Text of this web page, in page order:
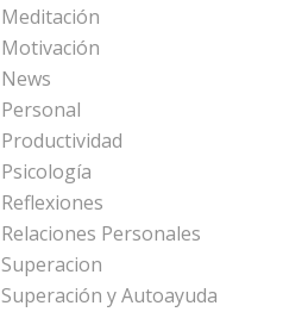
Meditación
Motivación
News
Personal
Productividad
Psicología
Reflexiones
Relaciones Personales
Superacion
Superación y Autoayuda